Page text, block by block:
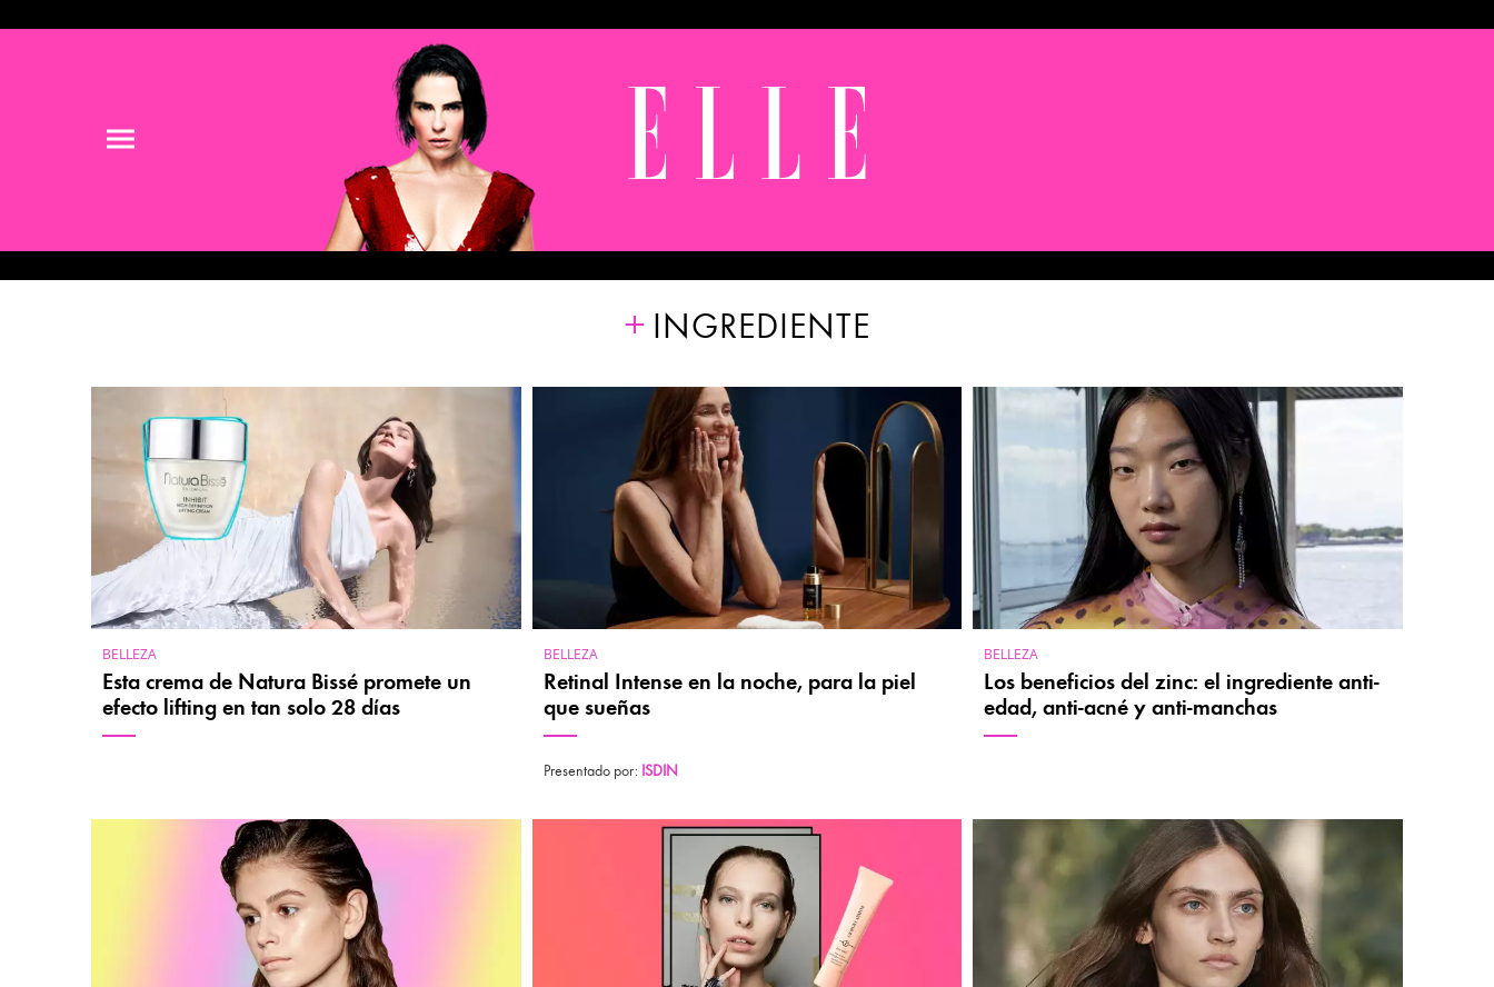
INGREDIENTE
BELLEZA
Esta crema de Natura Bissé promete un
efecto lifting en tan solo 28 días
BELLEZA
Retinal Intense en la noche, para la piel
que sueñas
Presentado por: ISDIN
BELLEZA
Los beneficios del zinc: el ingrediente anti-
edad, anti-acné y anti-manchas